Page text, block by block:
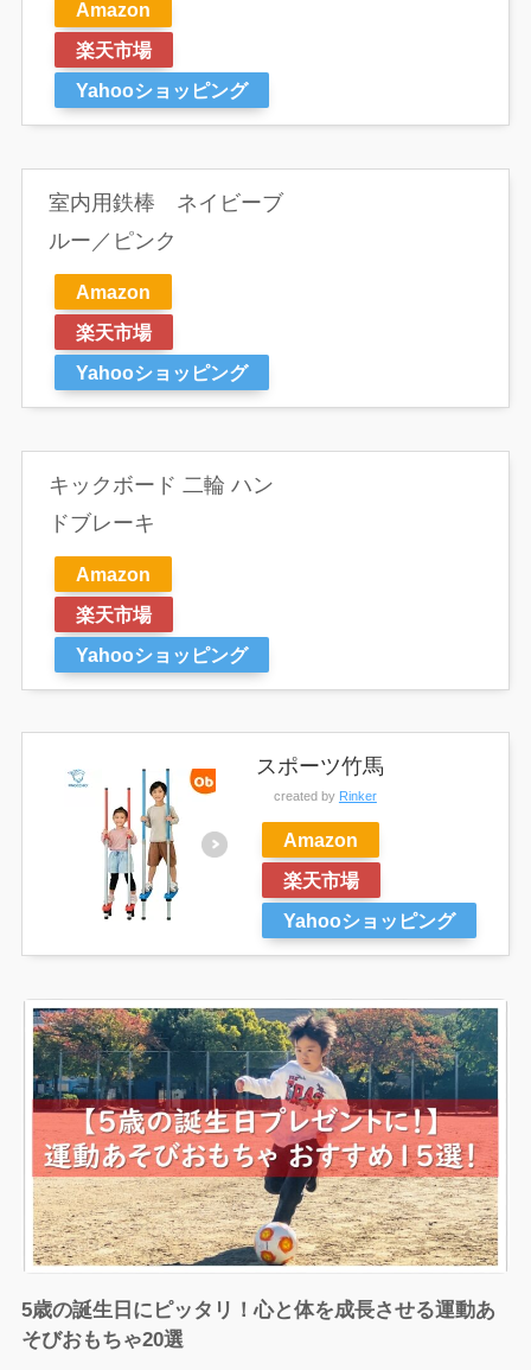
Amazon
楽天市場
Yahooショッピング
室内用鉄棒 ネイビーブ
ルー／ピンク
Amazon
楽天市場
Yahooショッピング
キックボード 二輪 ハン
ドブレーキ
Amazon
楽天市場
Yahooショッピング
スポーツ竹馬
created by Rinker
Amazon
楽天市場
Yahooショッピング
5歳の誕生日にピッタリ！心と体を成長させる運動あ
そびおもちゃ20選